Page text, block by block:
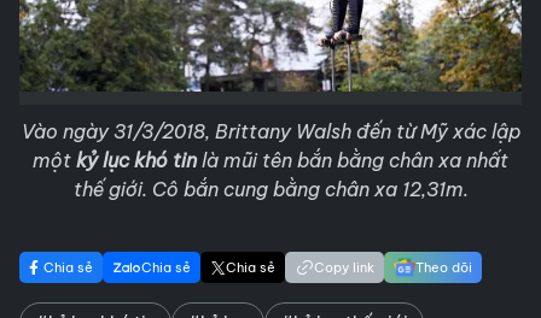
Vào ngày 31/3/2018, Brittany Walsh đến từ Mỹ xác lập
một kỷ lục khó tinlà mũi tên bắn bằng chân xa nhất
thế giới. Cô bắn cung bằng chân xa 12,31m.
Chia sẻ Chia sẻ Chia sẻ Copy link Theo dõi